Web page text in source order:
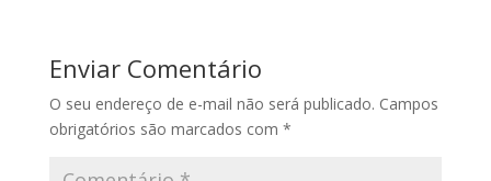
Enviar Comentário
O seu endereço de e-mail não será publicado. Campos
obrigatórios são marcados com *